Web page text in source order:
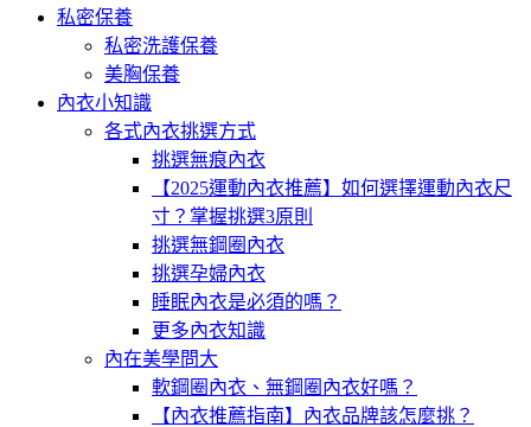
私密保養
私密洗護保養
美胸保養
內衣小知識
各式內衣挑選方式
挑選無痕內衣
【2025運動內衣推薦】如何選擇運動內衣尺
寸？掌握挑選3原則
挑選無鋼圈內衣
挑選孕婦內衣
睡眠內衣是必須的嗎？
更多內衣知識
內在美學問大
軟鋼圈內衣、無鋼圈內衣好嗎？
【內衣推薦指南】內衣品牌該怎麼挑？